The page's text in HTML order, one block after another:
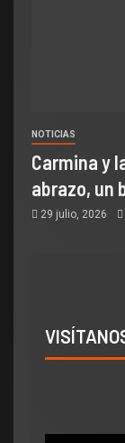
NOTICIAS
Carmina y
abrazo, un
29 julio, 2026